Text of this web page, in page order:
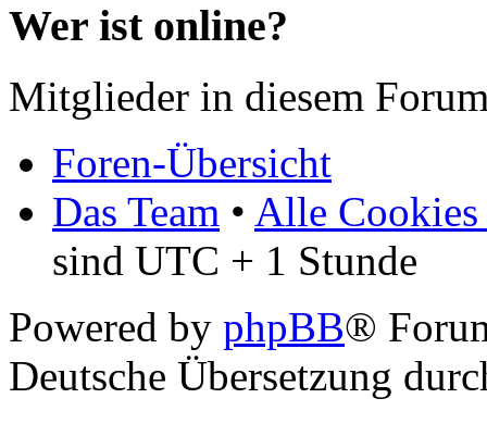
Wer ist online?
Mitglieder in diesem
Foren-Übersicht
Das Team • Alle Cookies
sind UTC + 1 Stunde
Powered by phpBB®
Deutsche Übersetzung